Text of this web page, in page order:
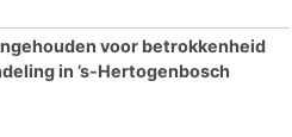
voor betrokkenheid
in ’s-Hertogenbosch